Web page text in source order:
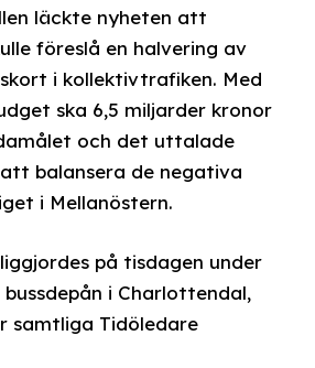
läckte nyheten att
föreslå en halvering av
i kollektivtrafiken. Med
ska 6,5 miljarder kronor
och det uttalade
balansera de negativa
i Mellanöstern.
på tisdagen under
i Charlottendal,
samtliga Tidöledare